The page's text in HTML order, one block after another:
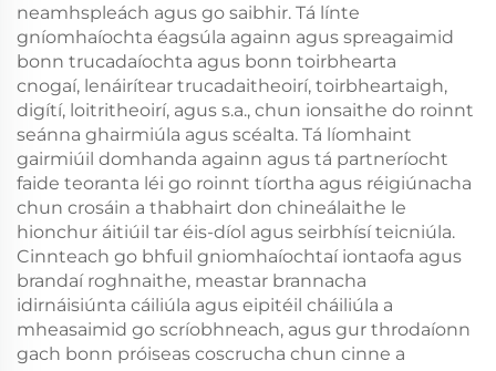
neamhspleách agus go saibhir. Tá línte
gníomhaíochta éagsúla againn agus spreagaimid
bonn trucadaíochta agus bonn toirbhearta
cnogaí, lenáirítear trucadaitheoirí, toirbheartaigh,
digítí, loitritheoirí, agus s.a., chun ionsaithe do roinnt
seánna ghairmiúla agus scéalta. Tá líomhaint
gairmiúil domhanda againn agus tá partneríocht
faide teoranta léi go roinnt tíortha agus réigiúnacha
chun crosáin a thabhairt don chineálaithe le
hionchur áitiúil tar éis-díol agus seirbhísí teicniúla.
Cinnteach go bhfuil gniomhaíochtaí iontaofa agus
brandaí roghnaithe, meastar brannacha
idirnáisiúnta cáiliúla agus eipitéil cháiliúla a
mheasaimid go scríobhneach, agus gur throdaíonn
gach bonn próiseas coscrucha chun cinne a